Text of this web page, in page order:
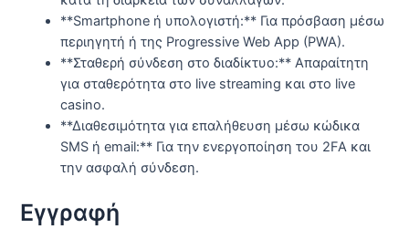
**Smartphone ή υπολογιστή:** Για πρόσβαση μέσω
περιηγητή ή της Progressive Web App (PWA).
**Σταθερή σύνδεση στο διαδίκτυο:** Απαραίτητη
για σταθερότητα στο live streaming και στο live
casino.
**Διαθεσιμότητα για επαλήθευση μέσω κώδικα
SMS ή email:** Για την ενεργοποίηση του 2FA και
την ασφαλή σύνδεση.
Εγγραφή